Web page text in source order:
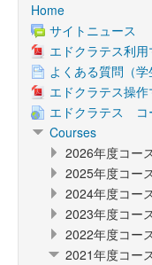
Home
サイトニュース
エドクラテス利用
よくある質問（学
エドクラテス操作
エドクラテス コ
Courses
2026年度コー
2025年度コー
2024年度コー
2023年度コー
2022年度コー
2021年度コー